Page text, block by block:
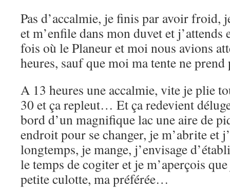
Pas d’accalmie, je finis par avoir froid,
et m’enfile dans mon duvet et j’attends
fois où le Planeur et moi nous avions
heures, sauf que moi ma tente ne
A 13 heures une accalmie, vite je plie
30 et ça repleut… Et ça redevient
bord d’un magnifique lac une aire de
endroit pour se changer, je m’abrite et
longtemps, je mange, j’envisage
le temps de cogiter et je m’aperçois
petite culotte, ma préférée…